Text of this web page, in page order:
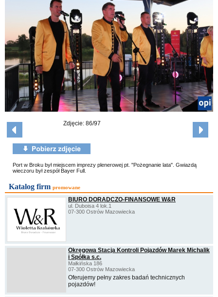
Zdjęcie: 86/97
Port w Broku był miejscem imprezy plenerowej pt. "Pożegnanie lata". Gwiazdą
wieczoru był zespół Bayer Full.
Katalog firm promowane
BIURO DORADCZO-FINANSOWE W&R
ul. Duboisa 4 lok.1
07-300 Ostrów Mazowiecka
Okręgowa Stacja Kontroli Pojazdów Marek Michalik
i Spółka s.c.
Małkińska 186
07-300 Ostrów Mazowiecka
Oferujemy pełny zakres badań technicznych
pojazdów!